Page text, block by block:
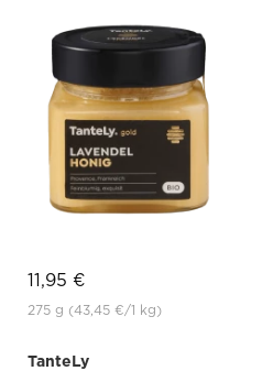
11,95 €
275 g (43,45 €/1 kg)
TanteLy